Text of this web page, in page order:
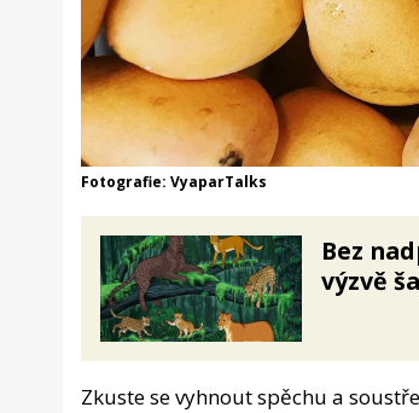
Fotografie: VyaparTalks
Bez
výzvě
Zkuste se vyhnout spěchu a